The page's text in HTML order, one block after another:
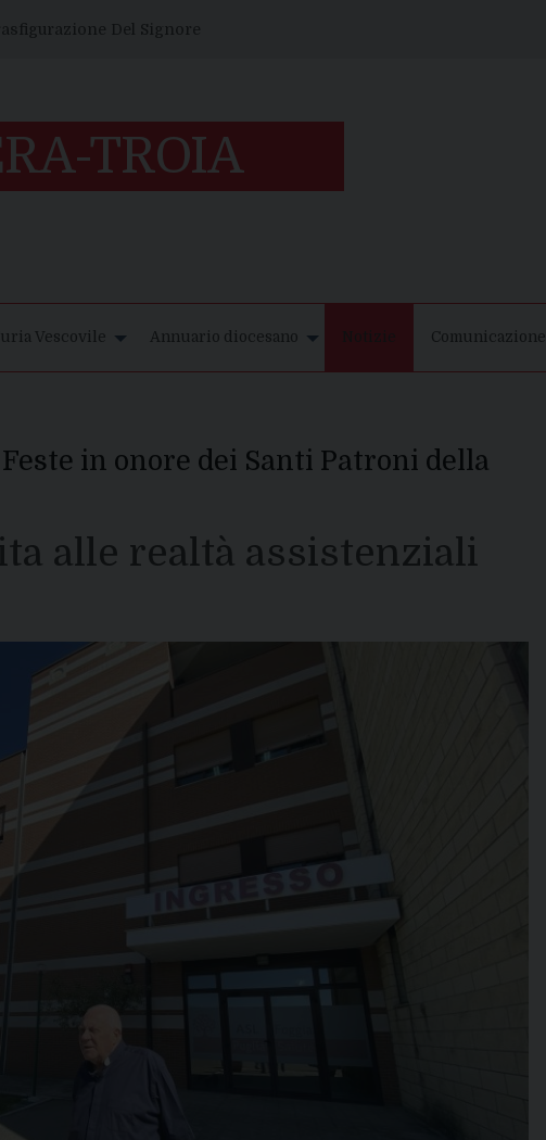
Del Signore
Vescovile Annuario diocesano Notizie Comunicazione
in onore dei Santi Patroni della
alle realtà assistenziali